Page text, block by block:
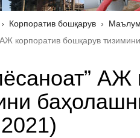
Корпоратив бошқарув
корпоратив бошқарув